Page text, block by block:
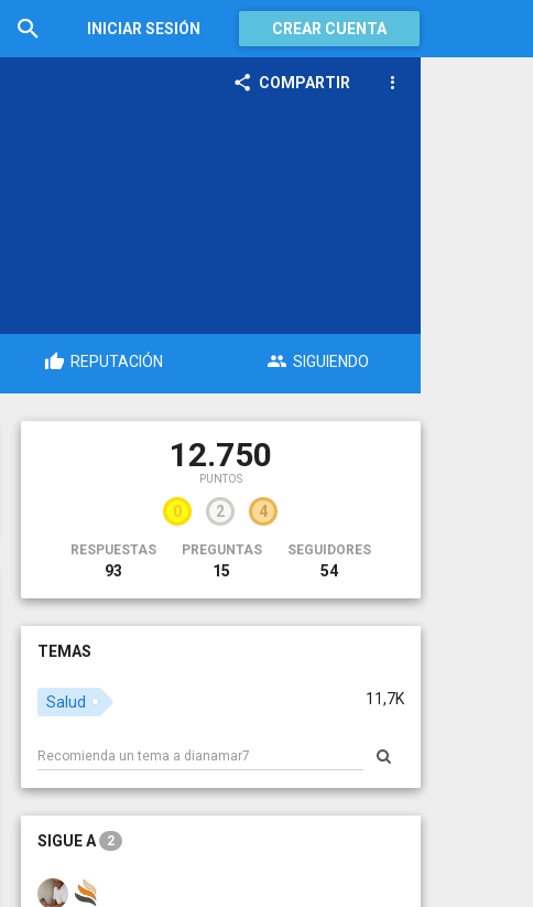
INICIAR SESIÓN CREAR CUENTA
COMPARTIR
REPUTACIÓN SIGUIENDO
12.750
PUNTOS
0 2 4
RESPUESTAS
93
PREGUNTAS
15
SEGUIDORES
54
TEMAS
11,7K
Salud
SIGUE A 2